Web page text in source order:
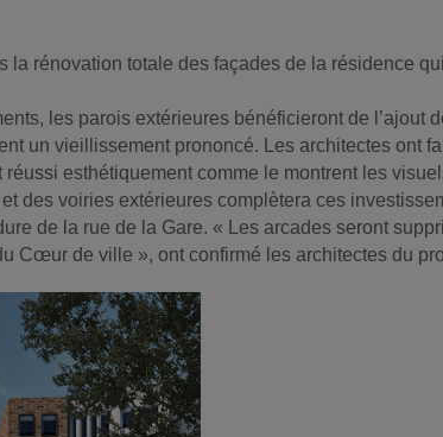
rénovation totale des façades de la résidence
les parois extérieures bénéficieront de l’ajout
un vieillissement prononcé. Les architectes ont
esthétiquement comme le montrent les
des voiries extérieures complètera ces
de la rue de la Gare. « Les arcades seront
Cœur de ville », ont confirmé les architectes du